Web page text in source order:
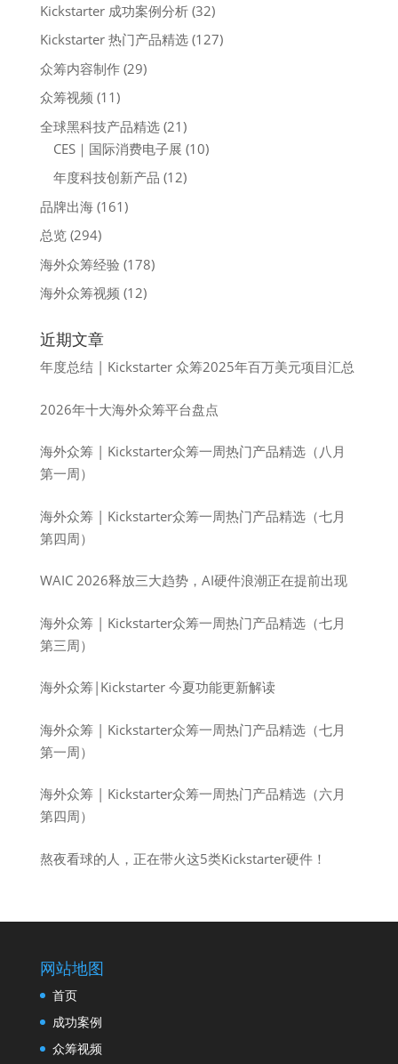
Kickstarter 成功案例分析(32)
Kickstarter 热门产品精选(127)
众筹内容制作(29)
众筹视频 (11)
全球黑科技产品精选(21)
CES｜国际消费电子展 (10)
年度科技创新产品 (12)
品牌出海(161)
总览(294)
海外众筹经验 (178)
海外众筹视频 (12)
近期文章
年度总结 | Kickstarter 众筹2025年百万美元项目汇总
2026年十大海外众筹平台盘点
海外众筹 | Kickstarter众筹一周热门产品精选（八月
第一周）
海外众筹 | Kickstarter众筹一周热门产品精选（七月
第四周）
WAIC 2026释放三大趋势，AI硬件浪潮正在提前出现
海外众筹 | Kickstarter众筹一周热门产品精选（七月
第三周）
海外众筹|Kickstarter 今夏功能更新解读
海外众筹 | Kickstarter众筹一周热门产品精选（七月
第一周）
海外众筹 | Kickstarter众筹一周热门产品精选（六月
第四周）
熬夜看球的人，正在带火这5类Kickstarter硬件！
网站地图
首页
成功案例
众筹视频